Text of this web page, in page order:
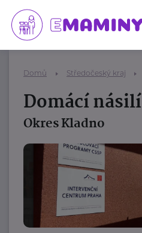
Domů Středočeský kraj
Domácí násilí
Okres Kladno